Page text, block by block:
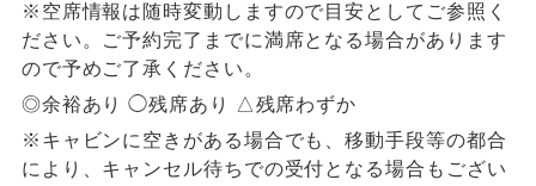
※空席情報は随時変動しますので目安としてご参照く
ださい。ご予約完了までに満席となる場合があります
ので予めご了承ください。
◎余裕あり ◯残席あり △残席わずか
※キャビンに空きがある場合でも、移動手段等の都合
により、キャンセル待ちでの受付となる場合もござい